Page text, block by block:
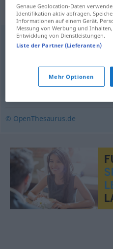
Synonyme für
Pracht,Luxus,Aufwand
Reichtum,Vermögen,
© OpenThesaurus.de
Genaue Geolocation-Daten
Identifikation aktiv abfragen.
Informationen auf einem Gerät.
Messung von Werbung und
Entwicklung von Dienstleistungen.
Liste der Partner (Lieferanten)
Mehr Optionen